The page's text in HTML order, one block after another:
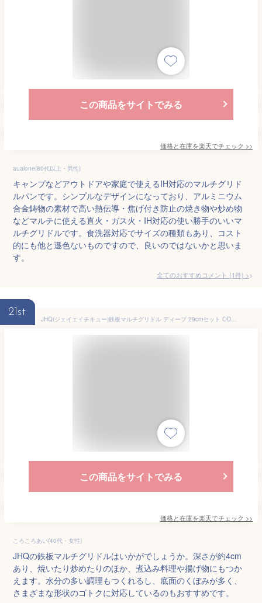
この商品をサイトでみる
価格と在庫を楽天でチェック >>
aualone(80代以上・男性)
キャンプなどアウトドアや家庭で使えるIH対応のマルチグリド
ルパンです。シンプルなデザインになっており、アルミニウム
合金鋳物の素材で高い熱伝導・焦げ付き防止の焼き物や炒め物
などマルチに使える直火・ガス火・IH対応の使い勝手のいいマ
ルチグリドルです。食洗器対応でサイズの種類もあり、コスト
的にも他と遜色ないものですので、良いのではないかと思いま
す。
全てのおすすめコメント (1件) >
21st
JHQ(ジェイエイチキュー)鉄板マルチグリドル ディープ 29cmセット OD00006
この商品をサイトでみる
価格と在庫を楽天でチェック >>
ころころあい(40代・女性)
JHQの鉄板マルチグリドルはいかがでしょうか。深さが約4cm
あり、焼いたり炒めたりのほか、煮込み料理や揚げ物にもつか
えます。水分の多い調理もつくれるし、底面のくぼみが多く、
さまざまな形状のゴトクに対応しているのもおすすめです。